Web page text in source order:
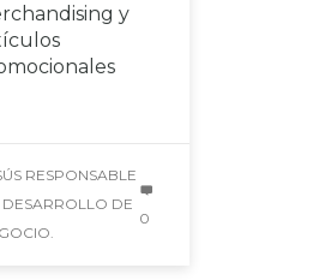
y
RESPONSABLE
DESARROLLO DE
0